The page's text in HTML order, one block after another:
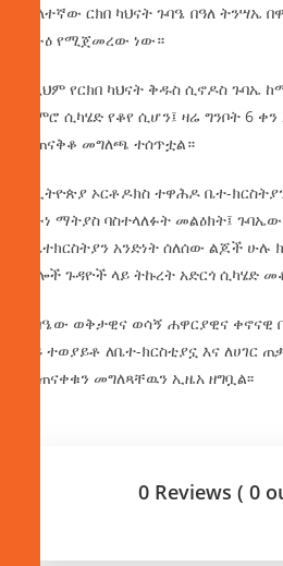
ሁለተኛው ርክበ ካህናት ጉባዔ በዓለ ትንሣኤ
ረቡዕ የሚጀመረው ነው።
በዚህም የርክበ ካህናት ቅዱስ ሲኖዶስ ጉባኤ
ጀምሮ ሲካሄድ የቆየ ሲሆን፤ ዛሬ ግንቦት 6
ተጠናቅቆ መግለጫ ተሰጥቷል።
የኢትዮጵያ ኦርቶዶክስ ተዋሕዶ ቤተ-
አቡነ ማትያስ ባስተላለፉት መልዕክት፤
በቤተክርስትያን አንድነት ሰለሰው ልጆች ሁሉ
ሌሎች ጉዳዮች ላይ ትኩረት አድርጎ ሲካሄድ
ጉባዔው ወቅታዊና ወሳኝ ሐዋርያዊና ቀኖናዊ
ላይ ተወያይቶ ለቤተ-ክርስቲያኗ እና ለሀገር
መጠናቀቁን መግለጻቸዉን ኢዜአ ዘግቧል፡፡
0 Reviews ( 0